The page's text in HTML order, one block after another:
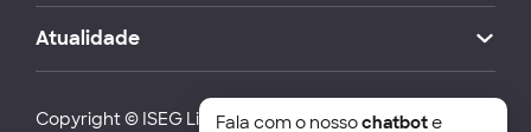
Atualidade
Copyright © ISEG Lisbon School of Economics and
Fala com o nossochatbote